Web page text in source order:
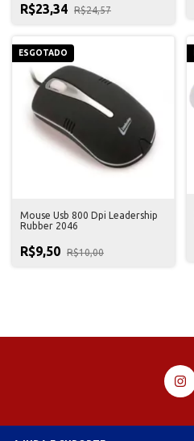
R$23,34 R$24,57
ESGOTADO
Mouse Usb 800 Dpi Leadership
Rubber 2046
R$9,50 R$10,00